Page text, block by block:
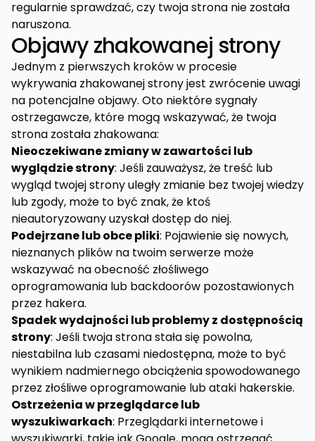
regularnie sprawdzać, czy twoja strona nie została
naruszona.
Objawy zhakowanej strony
Jednym z pierwszych kroków w procesie
wykrywania zhakowanej strony jest zwrócenie uwagi
na potencjalne objawy. Oto niektóre sygnały
ostrzegawcze, które mogą wskazywać, że twoja
strona została zhakowana:
Nieoczekiwane zmiany w zawartości lub
wyglądzie strony: Jeśli zauważysz, że treść lub
wygląd twojej strony uległy zmianie bez twojej wiedzy
lub zgody, może to być znak, że ktoś
nieautoryzowany uzyskał dostęp do niej.
Podejrzane lub obce pliki: Pojawienie się nowych,
nieznanych plików na twoim serwerze może
wskazywać na obecność złośliwego
oprogramowania lub backdoorów pozostawionych
przez hakera.
Spadek wydajności lub problemy z dostępnością
strony: Jeśli twoja strona stała się powolna,
niestabilna lub czasami niedostępna, może to być
wynikiem nadmiernego obciążenia spowodowanego
przez złośliwe oprogramowanie lub ataki hakerskie.
Ostrzeżenia w przeglądarce lub
wyszukiwarkach: Przeglądarki internetowe i